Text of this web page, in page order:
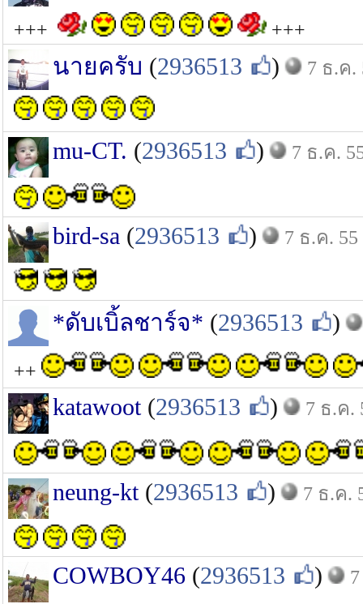
+++ +++
นายครับ (2936513 ) 7 ธ.ค.
mu-CT. (2936513 ) 7 ธ.ค.
bird-sa (2936513 ) 7 ธ.ค. 55
*ดับเบิ้ลชาร์จ* (2936513 )
++
katawoot(2936513 ) 7 ธ.ค.
neung-kt(2936513 ) 7 ธ.ค.
COWBOY46 (2936513 )